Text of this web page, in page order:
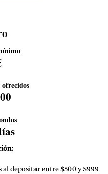
depositar entre $500 y $999